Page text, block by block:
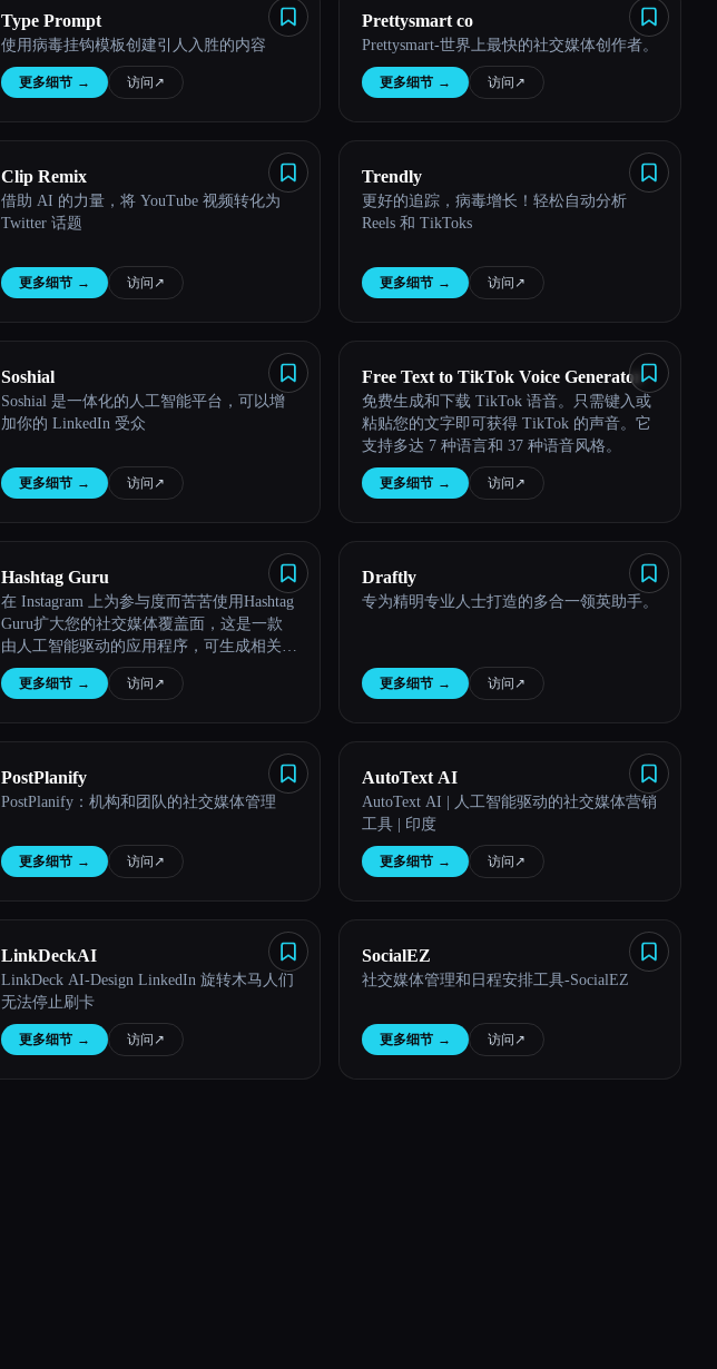
Type Prompt
使用病毒挂钩模板创建引人入胜的内容
更多细节 → 访问 ↗︎
Prettysmart co
Prettysmart-世界上最快的社交媒体创作者。
更多细节 → 访问 ↗︎
Clip Remix
借助 AI 的力量，将 YouTube 视频转化为
Twitter 话题
更多细节 → 访问 ↗︎
Trendly
更好的追踪，病毒增长！轻松自动分析
Reels 和 TikToks
更多细节 → 访问 ↗︎
Soshial
Soshial 是一体化的人工智能平台，可以增
加你的 LinkedIn 受众
更多细节 → 访问 ↗︎
Free Text to TikTok Voice Generator
免费生成和下载 TikTok 语音。只需键入或
粘贴您的文字即可获得 TikTok 的声音。它
支持多达 7 种语言和 37 种语音风格。
更多细节 → 访问 ↗︎
Hashtag Guru
在 Instagram 上为参与度而苦苦使用Hashtag
Guru扩大您的社交媒体覆盖面，这是一款
由人工智能驱动的应用程序，可生成相关的
主题标签和字幕，以简化发布并提高参与
度。更多细节 → 访问 ↗︎
Draftly
专为精明专业人士打造的多合一领英助手。
更多细节 → 访问 ↗︎
PostPlanify
PostPlanify：机构和团队的社交媒体管理
更多细节 → 访问 ↗︎
AutoText AI
AutoText AI | 人工智能驱动的社交媒体营销
工具 | 印度
更多细节 → 访问 ↗︎
LinkDeckAI
LinkDeck AI-Design LinkedIn 旋转木马人们
无法停止刷卡
更多细节 → 访问 ↗︎
SocialEZ
社交媒体管理和日程安排工具-SocialEZ
更多细节 → 访问 ↗︎